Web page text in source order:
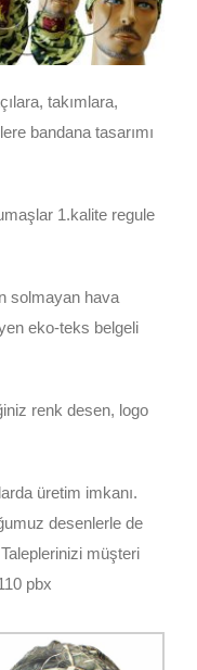
takımlara,
bandana tasarımı
1.kalite regule
solmayan hava
eko-teks belgeli
renk desen, logo
üretim imkanı.
desenlerle de
müşteri
pbx